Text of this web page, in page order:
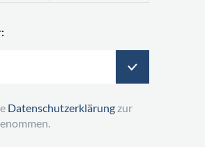
Datenschutzerklärung zur